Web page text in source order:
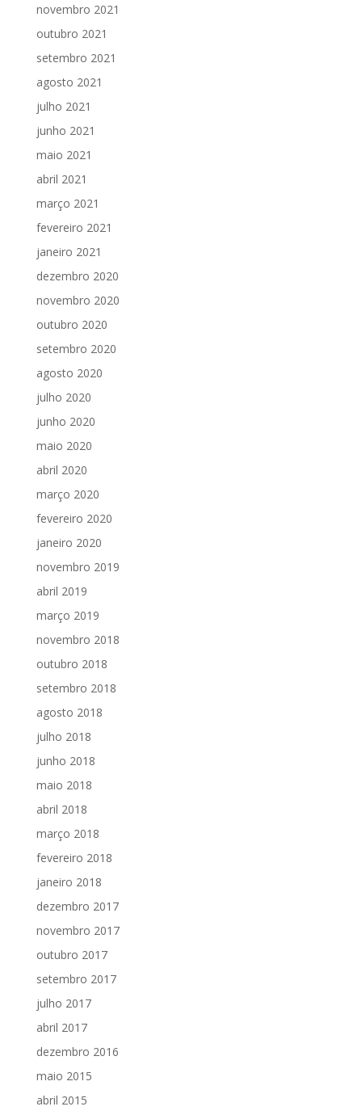
novembro 2021
outubro 2021
setembro 2021
agosto 2021
julho 2021
junho 2021
maio 2021
abril 2021
março 2021
fevereiro 2021
janeiro 2021
dezembro 2020
novembro 2020
outubro 2020
setembro 2020
agosto 2020
julho 2020
junho 2020
maio 2020
abril 2020
março 2020
fevereiro 2020
janeiro 2020
novembro 2019
abril 2019
março 2019
novembro 2018
outubro 2018
setembro 2018
agosto 2018
julho 2018
junho 2018
maio 2018
abril 2018
março 2018
fevereiro 2018
janeiro 2018
dezembro 2017
novembro 2017
outubro 2017
setembro 2017
julho 2017
abril 2017
dezembro 2016
maio 2015
abril 2015